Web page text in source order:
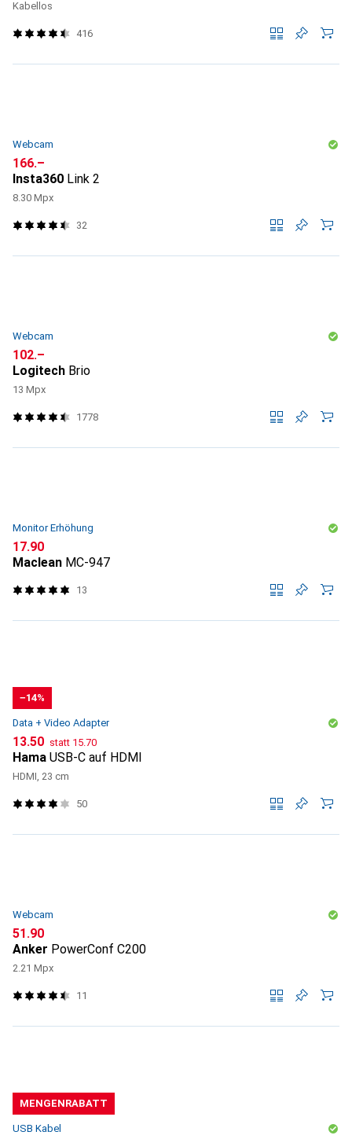
Kabellos
416
Webcam
CHF
166.–
Insta360 Link 2
8.30 Mpx
32
Webcam
CHF
102.–
Logitech Brio
13 Mpx
1778
Monitor Erhöhung
CHF
17.90
Maclean MC-947
13
−14%
Data + Video Adapter
CHF
13.50 statt CHF
15.70
Hama USB-C auf HDMI
HDMI, 23 cm
50
Webcam
CHF
51.90
Anker PowerConf C200
2.21 Mpx
11
MENGENRABATT
USB Kabel